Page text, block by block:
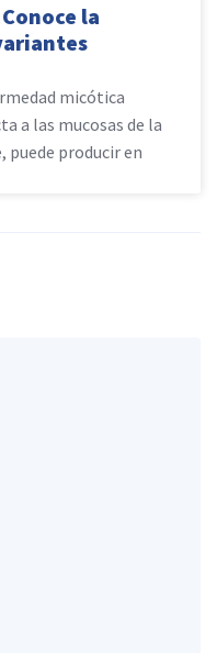
la
micótica
a las mucosas de la
puede producir en